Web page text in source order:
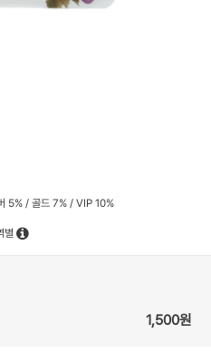
5% / 골드 7% / VIP 10%
별
1,500원